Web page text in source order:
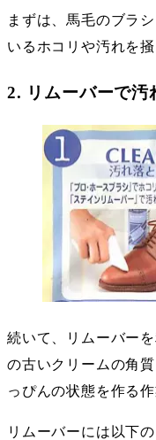
まずは、馬毛のブラ
いるホコリや汚れを
2. リムーバーで汚
続いて、リムーバー
の古いクリームの角
っぴんの状態を作る
リムーバーには以下